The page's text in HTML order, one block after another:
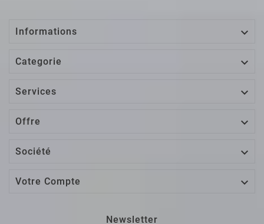
Informations 
Categorie 
Services 
Offre 
Société 
Votre Compte 
Newsletter